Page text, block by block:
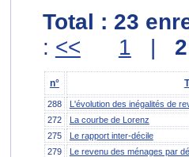
Total : 23
: << 1 | 2
n°
288
L'évolution des inégalités de
272
La courbe de Lorenz
275
Le rapport inter-décile
279
Le revenu des ménages par